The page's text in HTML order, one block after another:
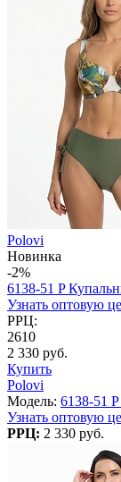
Polovi
Новинка
-2%
6138-51 P
Узнать оптовую
РРЦ:
2610
2 330 руб.
Купить
Polovi
Модель: 6138-51
Узнать оптовую
РРЦ: 2 330 руб.